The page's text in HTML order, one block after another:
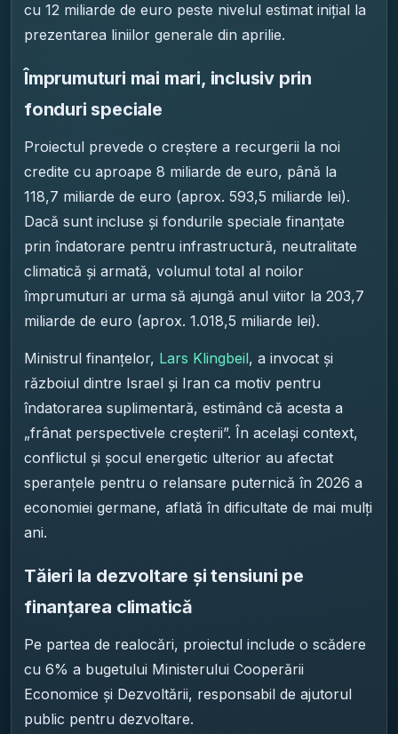
cu 12 miliarde de euro peste nivelul estimat inițial la
prezentarea liniilor generale din aprilie.
Împrumuturi mai mari, inclusiv prin
fonduri speciale
Proiectul prevede o creștere a recurgerii la noi
credite cu aproape 8 miliarde de euro, până la
118,7 miliarde de euro (aprox. 593,5 miliarde lei).
Dacă sunt incluse și fondurile speciale finanțate
prin îndatorare pentru infrastructură, neutralitate
climatică și armată, volumul total al noilor
împrumuturi ar urma să ajungă anul viitor la 203,7
miliarde de euro (aprox. 1.018,5 miliarde lei).
Ministrul finanțelor, Lars Klingbeil, a invocat și
războiul dintre Israel și Iran ca motiv pentru
îndatorarea suplimentară, estimând că acesta a
„frânat perspectivele creșterii”. În același context,
conflictul și șocul energetic ulterior au afectat
speranțele pentru o relansare puternică în 2026 a
economiei germane, aflată în dificultate de mai mulți
ani.
Tăieri la dezvoltare și tensiuni pe
finanțarea climatică
Pe partea de realocări, proiectul include o scădere
cu 6% a bugetului Ministerului Cooperării
Economice și Dezvoltării, responsabil de ajutorul
public pentru dezvoltare.